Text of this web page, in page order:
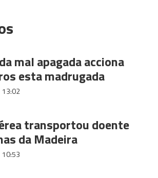
mal apagada acciona
esta madrugada
13:02
transportou doente
da Madeira
10:53